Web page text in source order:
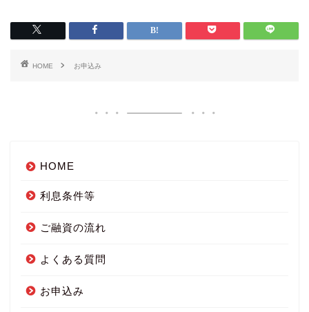
HOME お申込み
HOME
利息条件等
ご融資の流れ
よくある質問
お申込み